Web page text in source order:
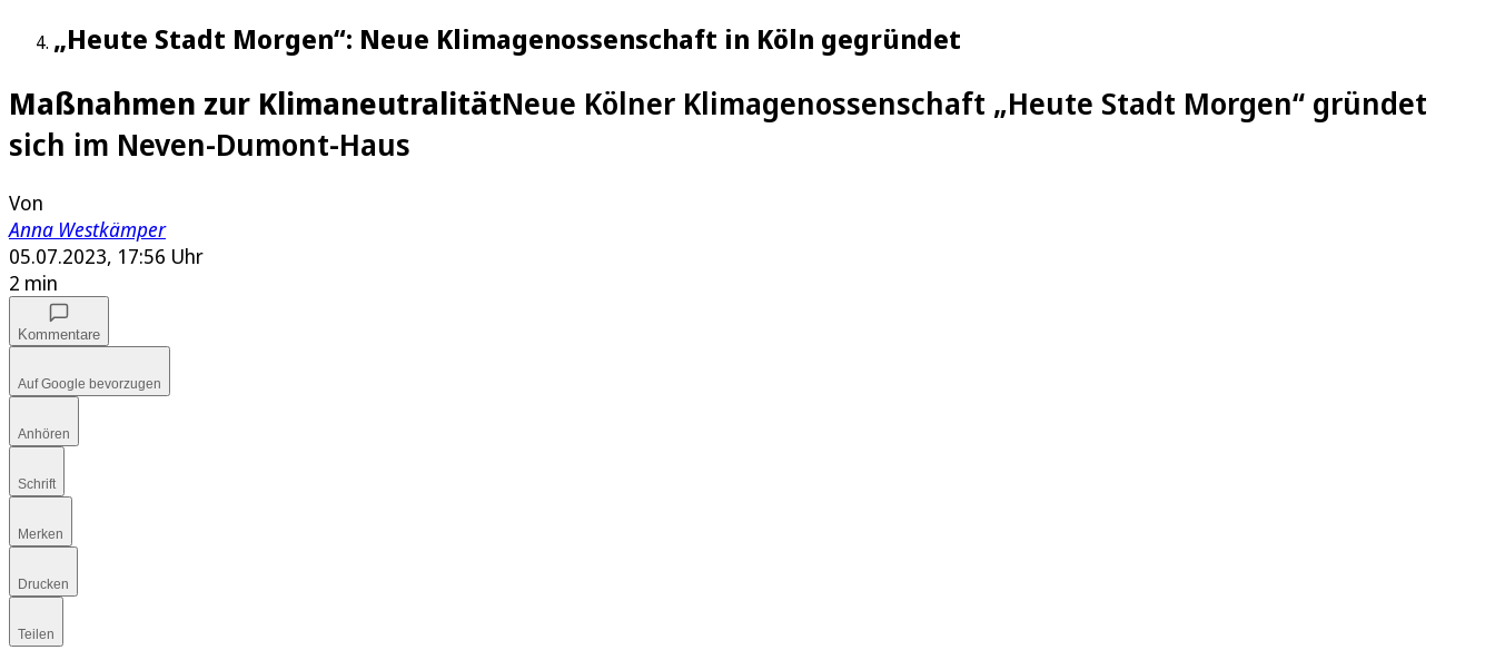
„Heute Stadt Morgen“: Neue Klimagenossenschaft in Köln gegründet
Maßnahmen zur KlimaneutralitätNeue Kölner Klimagenossenschaft „Heute Stadt Morgen“ gründet
sich im Neven-Dumont-Haus
Von
Anna Westkämper
05.07.2023, 17:56 Uhr
2 min
Kommentare
Auf Google bevorzugen
Anhören
Schrift
Merken
Drucken
Teilen